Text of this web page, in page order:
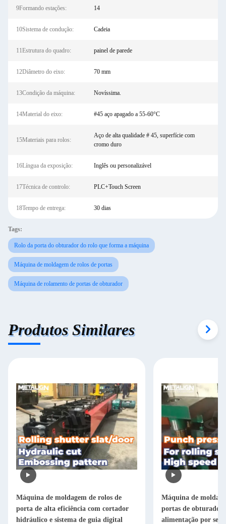
9Formando estações: 14
10Sistema de condução: Cadeia
11Estrutura do quadro: painel de parede
12Diâmetro do eixo: 70 mm
13Condição da máquina: Novíssima.
14Material do eixo: #45 aço apagado a 55-60°C
15Materiais para rolos:
Aço de alta qualidade # 45, superfície com
cromo duro
16Língua da exposição: Inglês ou personalizável
17Técnica de controlo: PLC+Touch Screen
18Tempo de entrega: 30 dias
Tags:
Rolo da porta do obturador do rolo que forma a máquina
Máquina de moldagem de rolos de portas
Máquina de rolamento de portas de obturador
Produtos Similares
Máquina de moldagem de rolos de
porta de alta eficiência com cortador
hidráulico e sistema de guia digital
Máquina de
portas de obturador
alimentação por